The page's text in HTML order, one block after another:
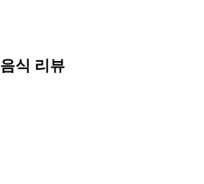
음식 리뷰